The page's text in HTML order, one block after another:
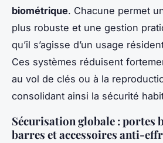
biométrique. Chacune permet
plus robuste et une gestion
qu’il s’agisse d’un usage
Ces systèmes réduisent
au vol de clés ou à la
consolidant ainsi la sécurité
Sécurisation globale : portes
barres et accessoires anti-